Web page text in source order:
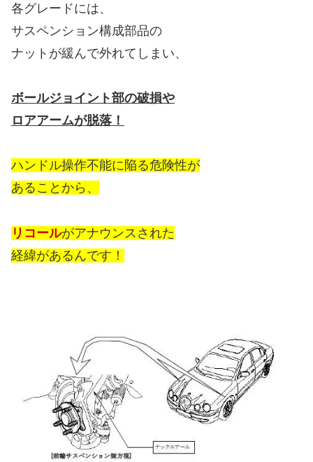
各グレードには、
サスペンション構成部品の
ナットが緩んで外れてしまい、
ボールジョイント部の破損や
ロアアームが脱落！
ハンドル操作不能に陥る危険性が
あることから、
リコールがアナウンスされた
経緯があるんです！